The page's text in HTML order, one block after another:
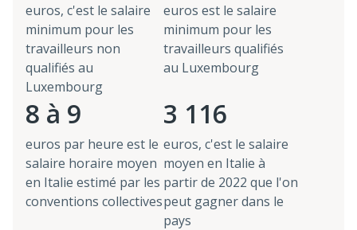
euros, c'est le salaire
minimum pour les
travailleurs non
qualifiés au
Luxembourg
euros est le salaire
minimum pour les
travailleurs qualifiés
au Luxembourg
8 à 9
euros par heure est le
salaire horaire moyen
en Italie estimé par les
conventions collectives
3 116
euros, c'est le salaire
moyen en Italie à
partir de 2022 que l'on
peut gagner dans le
pays